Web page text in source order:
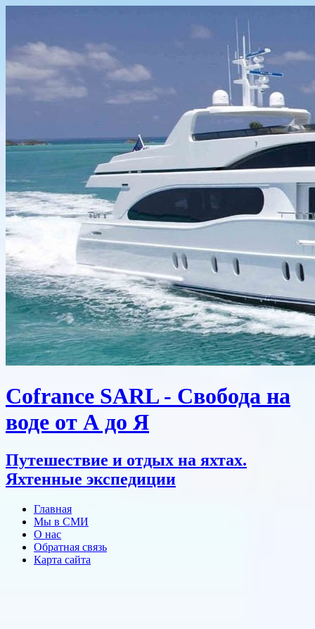
Cofrance SARL - Свобода на
воде от А до Я
Путешествие и отдых на яхтах.
Яхтенные экспедиции
Главная
Мы в СМИ
О нас
Обратная связь
Карта сайта